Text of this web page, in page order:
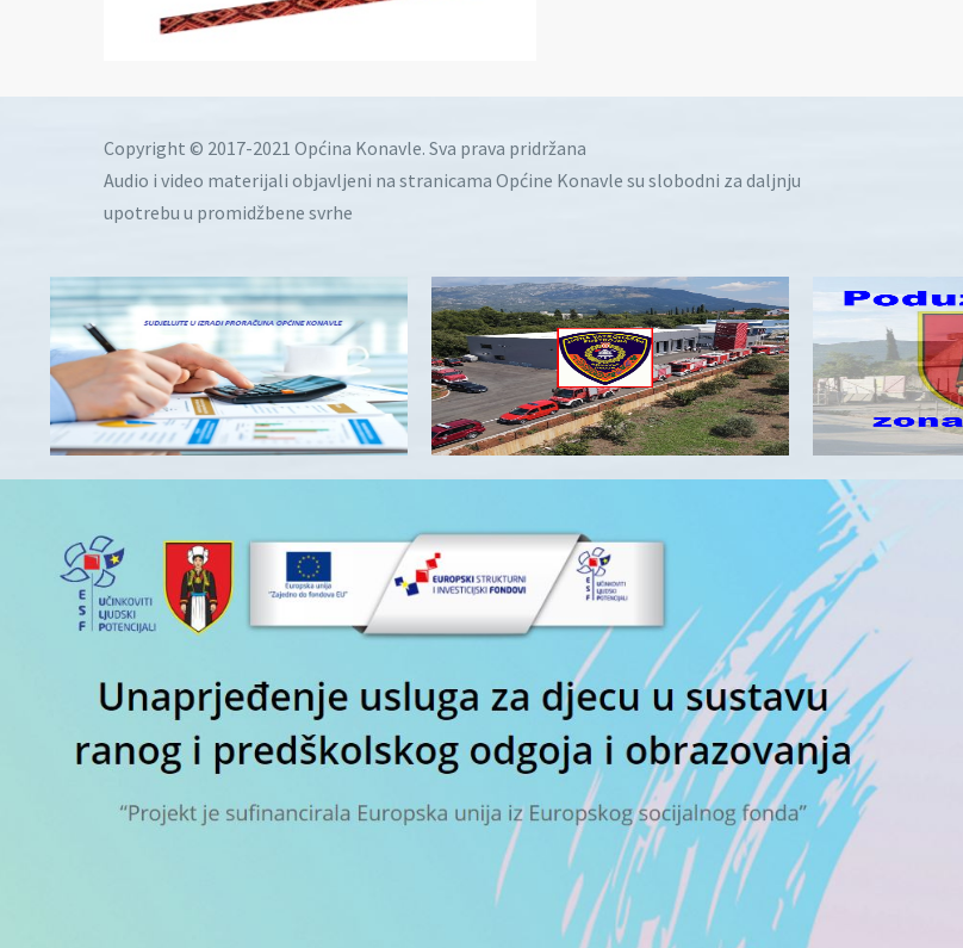
Copyright © 2017-2021 Općina Konavle. Sva prava pridržana
Audio i video materijali objavljeni na stranicama Općine Konavle su slobodni za daljnju
upotrebu u promidžbene svrhe